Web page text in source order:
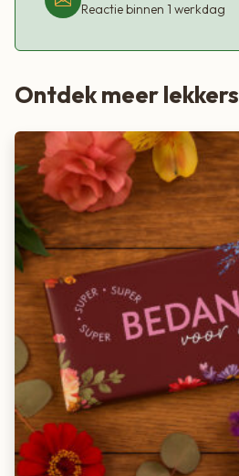
Reactie binnen 1 werkdag
Ontdek meer lekkers